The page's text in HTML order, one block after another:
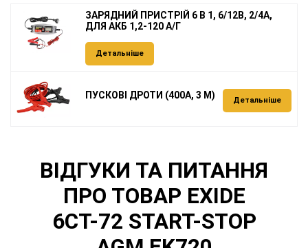
ЗАРЯДНИЙ ПРИСТРІЙ 6 В 1, 6/12В, 2/4А,
ДЛЯ АКБ 1,2-120 А/Г
Детальніше
ПУСКОВІ ДРОТИ (400А, 3 М) Детальніше
ВІДГУКИ ТА ПИТАННЯ
ПРО ТОВАР EXIDE
6СТ-72 START-STOP